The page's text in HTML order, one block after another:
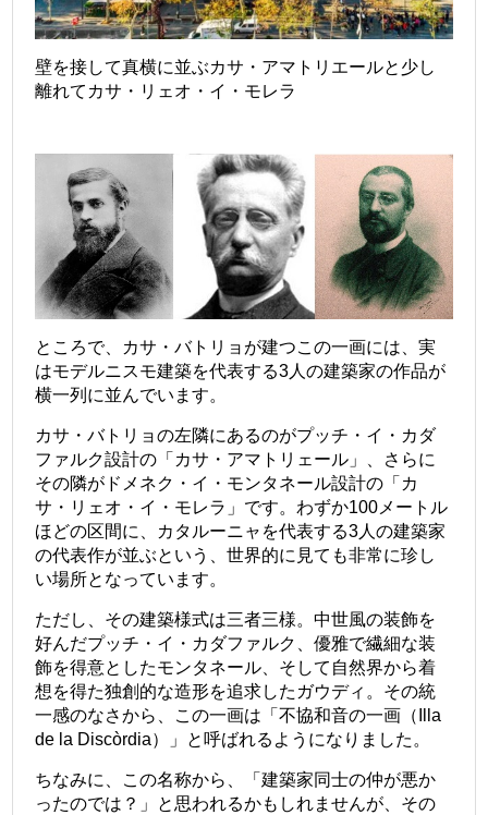
壁を接して真横に並ぶカサ・アマトリエールと少し
離れてカサ・リェオ・イ・モレラ
ところで、カサ・バトリョが建つこの一画には、実
はモデルニスモ建築を代表する3人の建築家の作品が
横一列に並んでいます。
カサ・バトリョの左隣にあるのがプッチ・イ・カダ
ファルク設計の「カサ・アマトリェール」、さらに
その隣がドメネク・イ・モンタネール設計の「カ
サ・リェオ・イ・モレラ」です。わずか100メートル
ほどの区間に、カタルーニャを代表する3人の建築家
の代表作が並ぶという、世界的に見ても非常に珍し
い場所となっています。
ただし、その建築様式は三者三様。中世風の装飾を
好んだプッチ・イ・カダファルク、優雅で繊細な装
飾を得意としたモンタネール、そして自然界から着
想を得た独創的な造形を追求したガウディ。その統
一感のなさから、この一画は「不協和音の一画（Illa
de la Discòrdia）」と呼ばれるようになりました。
ちなみに、この名称から、「建築家同士の仲が悪か
ったのでは？」と思われるかもしれませんが、その